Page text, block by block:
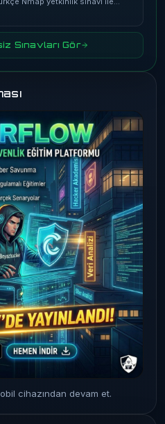
Sınavları Gör
cihazından devam et.